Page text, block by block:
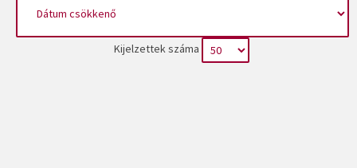
Kijelzettek száma